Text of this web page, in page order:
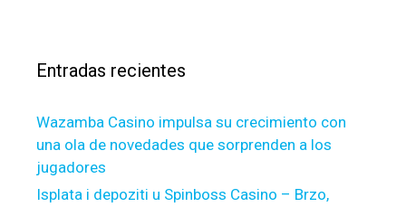
n
i
t
s
o
:Entradas recientes
Wazamba Casino impulsa su crecimiento con
una ola de novedades que sorprenden a los
jugadores
Isplata i depoziti u Spinboss Casino – Brzo,